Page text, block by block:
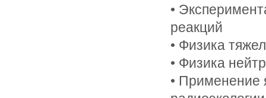
•
реакций
• Физика
• Физика
• Применение